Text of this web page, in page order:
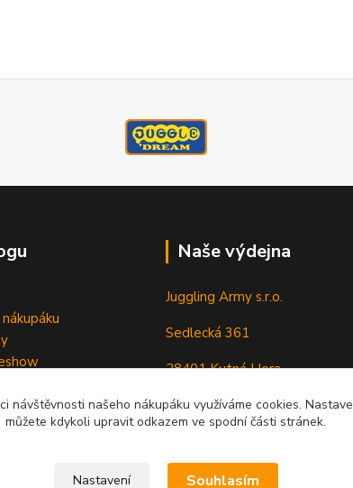
Naše výdejna
Juggling Army s.r.o.
Sedlecká 361
28401 Kutná Hora
návštěvnosti našeho nákupáku využíváme cookies.
můžete kdykoli upravit odkazem ve spodní části stránek.
Nastavení Souhlasím